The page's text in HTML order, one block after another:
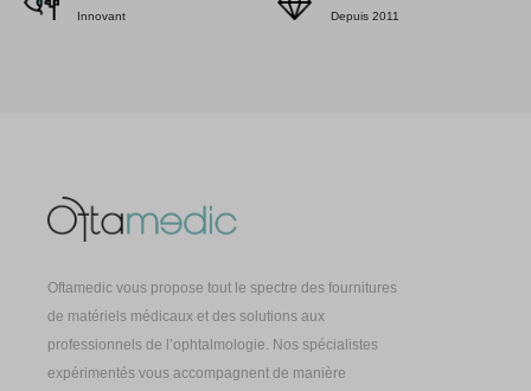
Innovant Depuis 2011
Oftamedic vous propose tout le spectre des fournitures
de matériels médicaux et des solutions aux
professionnels de l’ophtalmologie. Nos spécialistes
expérimentés vous accompagnent de manière